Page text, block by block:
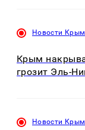
Новости
Крым
грозит Эль-
Новости